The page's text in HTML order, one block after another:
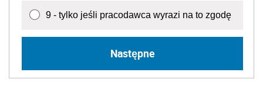
9 - tylko jeśli pracodawca wyrazi na to zgodę
Następne